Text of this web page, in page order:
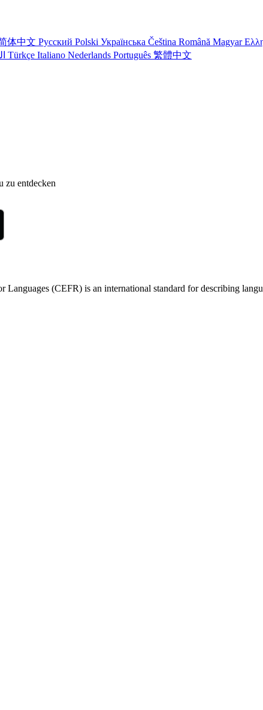
体中文 Русский Polski Українська Čeština Română Magyar
Türkçe Italiano Nederlands Português 繁體中文
zu entdecken
(CEFR) is an international standard for describing